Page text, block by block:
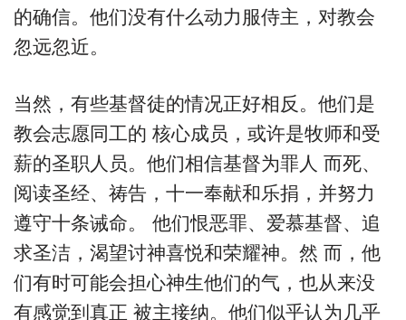
的确信。他们没有什么动力服侍主，对教会
忽远忽近。
当然，有些基督徒的情况正好相反。他们是
教会志愿同工的 核心成员，或许是牧师和受
薪的圣职人员。他们相信基督为罪人 而死、
阅读圣经、祷告，十一奉献和乐捐，并努力
遵守十条诫命。 他们恨恶罪、爱慕基督、追
求圣洁，渴望讨神喜悦和荣耀神。然 而，他
们有时可能会担心神生他们的气，也从来没
有感觉到真正 被主接纳。他们似乎认为几乎